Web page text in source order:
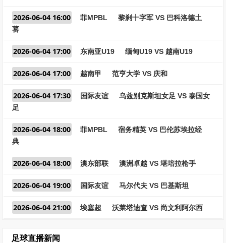
2026-06-04 16:00 菲MPBL
黎刹十字军 VS 巴科洛德土
蕃
2026-06-04 17:00 东南亚U19 缅甸U19 VS 越南U19
2026-06-04 17:00 越南甲 范亨大学 VS 庆和
2026-06-04 17:30 国际友谊
乌兹别克斯坦女足 VS 泰国女
足
2026-06-04 18:00 菲MPBL
宿务精英 VS 巴伦苏埃拉经
典
2026-06-04 18:00 澳东部联 澳洲卓越 VS 堪培拉枪手
2026-06-04 19:00 国际友谊 马尔代夫 VS 巴基斯坦
2026-06-04 21:00 埃塞超 沃莱塔迪查 VS 尚文利阿尔西
足球直播新闻